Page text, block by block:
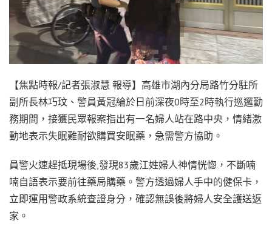
【焦點時報/記者張淑慧 報導】高雄市湖內分局路竹分駐所
副所長林巧玟、警員黃冠綸於日前深夜0時至2時執行巡邏勤
務期間，接獲民眾報案指出有一名婦人站在路中央，情緒激
動地表示失眠難耐欲購買安眠藥，急需警方協助。
員警火速趕抵現場後,發現83歲江姓婦人神情恍惚，不斷喃
喃自語表示要前往藥局購藥。警方透過婦人手中的健保卡，
立即運用警政系統查證身分，確認無誤後將婦人安全護送返
家。